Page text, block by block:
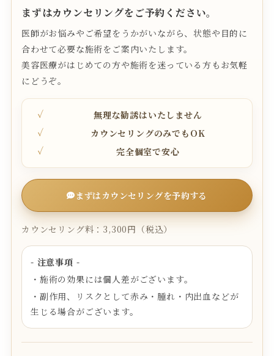
まずはカウンセリングをご予約ください。
医師がお悩みやご希望をうかがいながら、状態や目的に
合わせて必要な施術をご案内いたします。
美容医療がはじめての方や施術を迷っている方もお気軽
にどうぞ。
無理な勧誘はいたしません
カウンセリングのみでもOK
完全個室で安心
まずはカウンセリングを予約する
カウンセリング料：3,300円（税込）
- 注意事項 -
・施術の効果には個人差がございます。
・副作用、リスクとして赤み・腫れ・内出血などが
生じる場合がございます。